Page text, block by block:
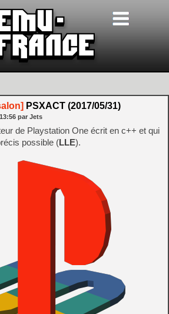
PSXACT (2017/05/31)
13:56 par Jets
de Playstation One écrit en c++ et qui
possible (LLE).